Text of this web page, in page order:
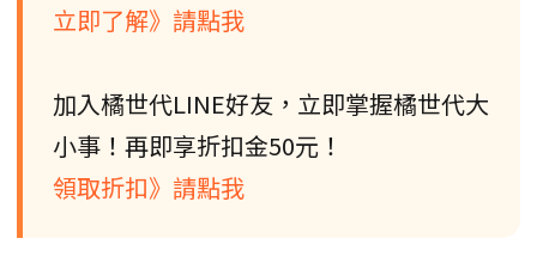
立即了解》請點我
加入橘世代LINE好友，立即掌握橘世代大
小事！再即享折扣金50元！
領取折扣》請點我